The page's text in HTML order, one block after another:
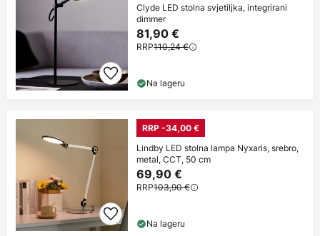
Clyde LED stolna svjetiljka, integrirani
dimmer
81,90 €
RRP110,24 €
Na lageru
RRP -34,00 €
Lindby LED stolna lampa Nyxaris, srebro,
metal, CCT, 50 cm
69,90 €
RRP103,90 €
Na lageru